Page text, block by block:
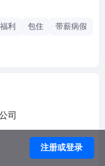
提供了一个集科普
、民族文化、丝路
和儿童主题乐园项
内涵。
青海省级旅游度假
影响力，是景区管
现，也进一步加大
利 包住
带薪病假
司
注册或登录